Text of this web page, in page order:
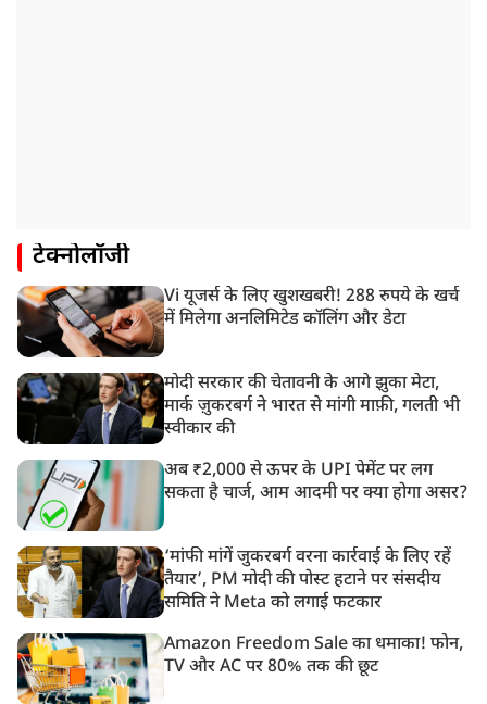
टेक्नोलॉजी
Vi यूजर्स के लिए खुशखबरी! 288 रुपये के खर्च
में मिलेगा अनलिमिटेड कॉलिंग और डेटा
मोदी सरकार की चेतावनी के आगे झुका मेटा,
मार्क ज़ुकरबर्ग ने भारत से मांगी माफ़ी, गलती भी
स्वीकार की
अब ₹2,000 से ऊपर के UPI पेमेंट पर लग
सकता है चार्ज, आम आदमी पर क्या होगा असर?
‘मांफी मांगें जुकरबर्ग वरना कार्रवाई के लिए रहें
तैयार’, PM मोदी की पोस्ट हटाने पर संसदीय
समिति ने Meta को लगाई फटकार
Amazon Freedom Sale का धमाका! फोन,
TV और AC पर 80% तक की छूट